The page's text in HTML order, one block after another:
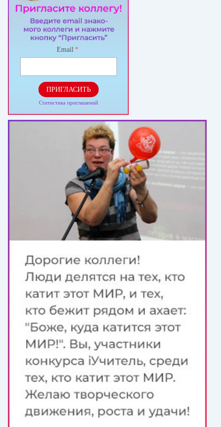
Email *
ПРИГЛАСИТЬ
Статистика приглашений